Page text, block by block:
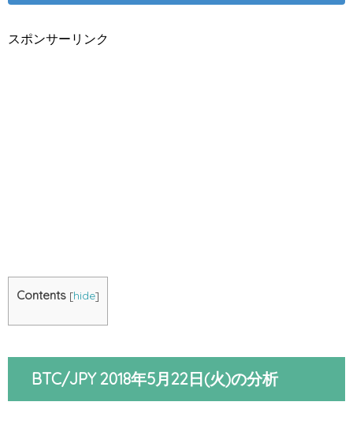
スポンサーリンク
Contents [hide]
BTC/JPY 2018年5月22日(火)の分析